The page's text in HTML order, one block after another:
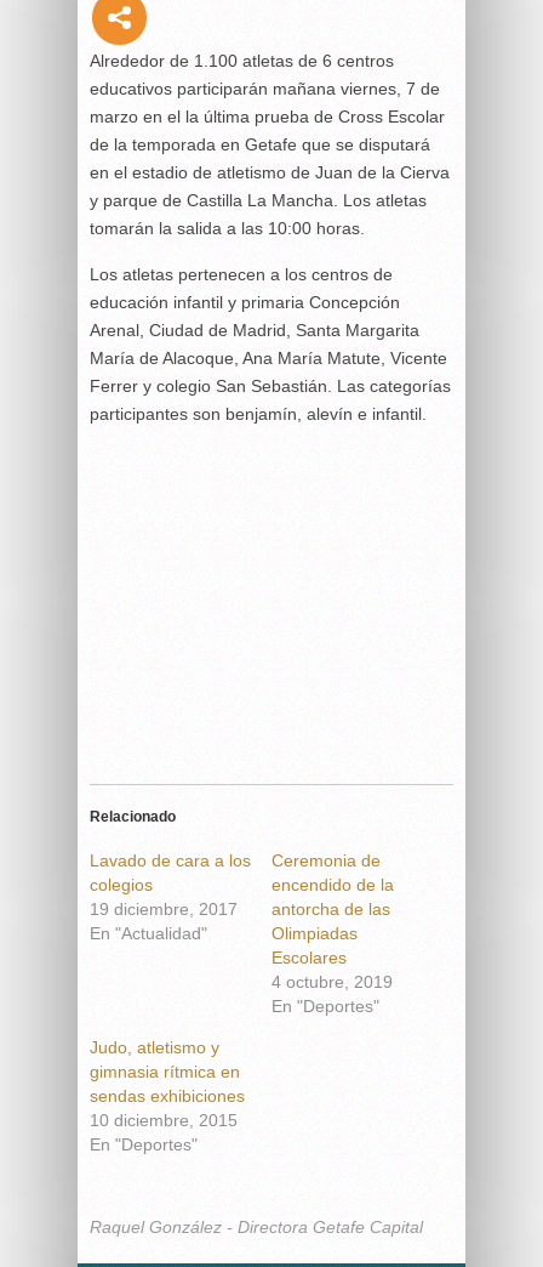
Alrededor de 1.100 atletas de 6 centros
educativos participarán mañana viernes, 7 de
marzo en el la última prueba de Cross Escolar
de la temporada en Getafe que se disputará
en el estadio de atletismo de Juan de la Cierva
y parque de Castilla La Mancha. Los atletas
tomarán la salida a las 10:00 horas.
Los atletas pertenecen a los centros de
educación infantil y primaria Concepción
Arenal, Ciudad de Madrid, Santa Margarita
María de Alacoque, Ana María Matute, Vicente
Ferrer y colegio San Sebastián. Las categorías
participantes son benjamín, alevín e infantil.
Relacionado
Lavado de cara a los
colegios
19 diciembre, 2017
En "Actualidad"
Ceremonia de
encendido de la
antorcha de las
Olimpiadas
Escolares
4 octubre, 2019
En "Deportes"
Judo, atletismo y
gimnasia rítmica en
sendas exhibiciones
10 diciembre, 2015
En "Deportes"
Raquel González - Directora Getafe Capital